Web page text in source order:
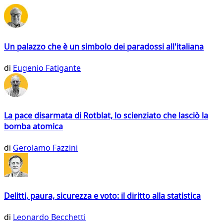
Un palazzo che è un simbolo dei paradossi all'italiana
di Eugenio Fatigante
La pace disarmata di Rotblat, lo scienziato che lasciò la
bomba atomica
di Gerolamo Fazzini
Delitti, paura, sicurezza e voto: il diritto alla statistica
di Leonardo Becchetti